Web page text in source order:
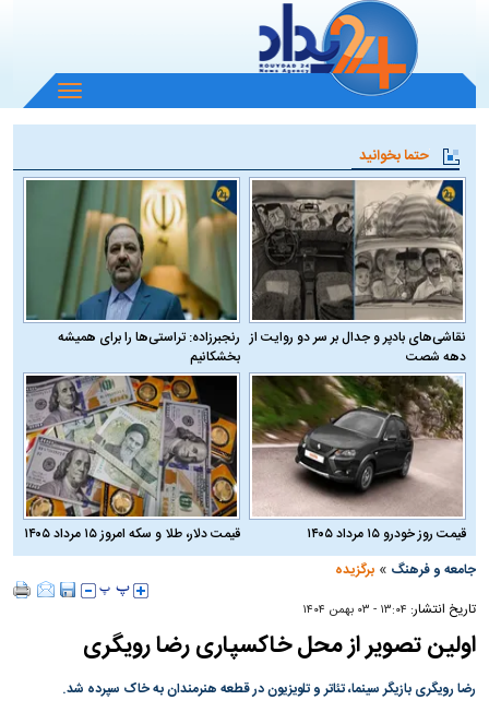
باز
و
منو
حتما بخوانید
نقاشی‌های بادپر و جدال بر سر دو روایت از
دهه شصت
رنجبرزاده: تراستی‌ها را برای همیشه
بخشکانیم
قیمت روز خودرو ۱۵ مرداد ۱۴۰۵
قیمت دلار، طلا و سکه امروز ۱۵ مرداد ۱۴۰۵
جامعه و فرهنگ »برگزیده
تاریخ انتشار: ۱۳:۰۴ - ۰۳ بهمن ۱۴۰۴
اولین تصویر از محل خاکسپاری رضا رویگری
رضا رویگری بازیگر سینما، تئاتر و تلویزیون در قطعه هنرمندان به خاک سپرده شد.